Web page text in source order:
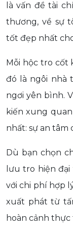
là vấn đề tài
thương, về sự
tốt đẹp nhất
Mỗi hộc tro cốt
đó là ngôi nhà
ngơi yên bình.
kiến xung
nhất: sự an tâm
Dù bạn chọn
lưu tro hiện đại
với chi phí hợp
xuất phát từ
hoàn cảnh thực